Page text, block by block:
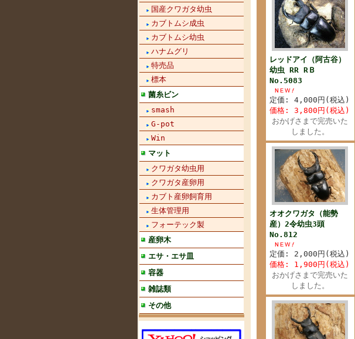
国産クワガタ幼虫
カブトムシ成虫
カブトムシ幼虫
ハナムグリ
特売品
標本
菌糸ビン
smash
G-pot
Win
マット
クワガタ幼虫用
クワガタ産卵用
カブト産卵飼育用
生体管理用
フォーテック製
産卵木
エサ・エサ皿
容器
雑誌類
その他
レッドアイ（阿古谷）
幼虫 RR RＢ
No.5083
定価: 4,000円(税込)
価格: 3,800円(税込)
おかげさまで完売いた
しました。
オオクワガタ（能勢
産）2令幼虫3頭
No.812
定価: 2,000円(税込)
価格: 1,900円(税込)
おかげさまで完売いた
しました。